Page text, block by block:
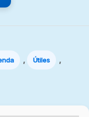
, Útiles ,